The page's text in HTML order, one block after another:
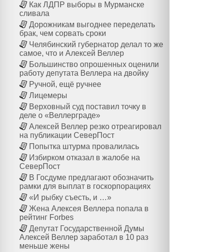
Как ЛДПР выборы в Мурманске
сливала
Дорожникам выгоднее переделать
брак, чем сорвать сроки
Челябинский губернатор делал то же
самое, что и Алексей Веллер
Большинство опрошенных оценили
работу депутата Веллера на двойку
Ручной, ещё ручнее
Лицемеры
Верховный суд поставил точку в
деле о «Веллерграде»
Алексей Веллер резко отреагировал
на публикации СеверПост
Попытка штурма провалилась
Избирком отказал в жалобе на
СеверПост
В Госдуме предлагают обозначить
рамки для выплат в госкорпорациях
«И рыбку съесть, и …»
Жена Алексея Веллера попала в
рейтинг Forbes
Депутат Государственной Думы
Алексей Веллер заработал в 10 раз
меньше жены